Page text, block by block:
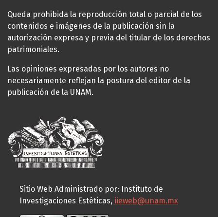
Queda prohibida la reproducción total o parcial de los
contenidos e imágenes de la publicación sin la
autorización expresa y previa del titular de los derechos
patrimoniales.
Las opiniones expresadas por los autores no
necesariamente reflejan la postura del editor de la
publicación de la UNAM.
Sitio Web Administrado por: Instituto de
Investigaciones Estéticas, iieweb@unam.mx